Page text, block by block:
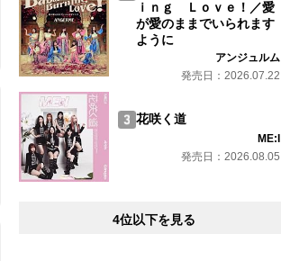
ｉｎｇ Ｌｏｖｅ！／愛
が愛のままでいられます
ように
アンジュルム
発売日：2026.07.22
花咲く道
ME:I
発売日：2026.08.05
4位以下を見る